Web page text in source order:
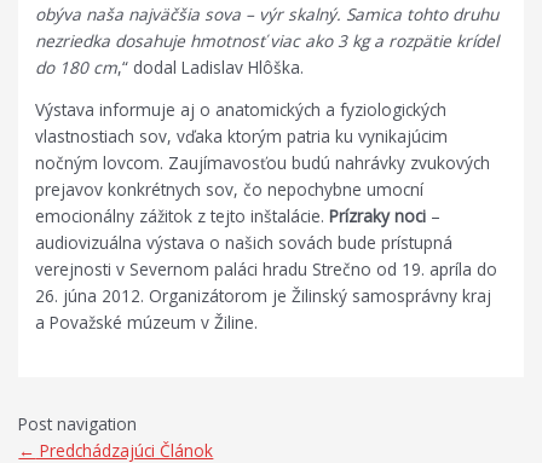
obýva naša najväčšia sova – výr skalný. Samica tohto druhu
nezriedka dosahuje hmotnosť viac ako 3 kg a rozpätie krídel
do 180 cm,“ dodal Ladislav Hlôška.
Výstava informuje aj o anatomických a fyziologických
vlastnostiach sov, vďaka ktorým patria ku vynikajúcim
nočným lovcom. Zaujímavosťou budú nahrávky zvukových
prejavov konkrétnych sov, čo nepochybne umocní
emocionálny zážitok z tejto inštalácie.Prízraky noci –
audiovizuálna výstava o našich sovách bude prístupná
verejnosti v Severnom paláci hradu Strečno od 19. apríla do
26. júna 2012. Organizátorom je Žilinský samosprávny kraj
a Považské múzeum v Žiline.
Post navigation
← Predchádzajúci Článok